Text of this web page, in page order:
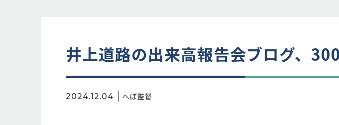
井上道路の出来高報告会ブログ、
2024.12.04 へぼ監督